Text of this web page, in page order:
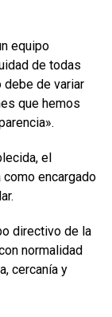
equipo
de todas
debe de variar
que hemos
el
encargado
directivo de la
normalidad
cercanía y